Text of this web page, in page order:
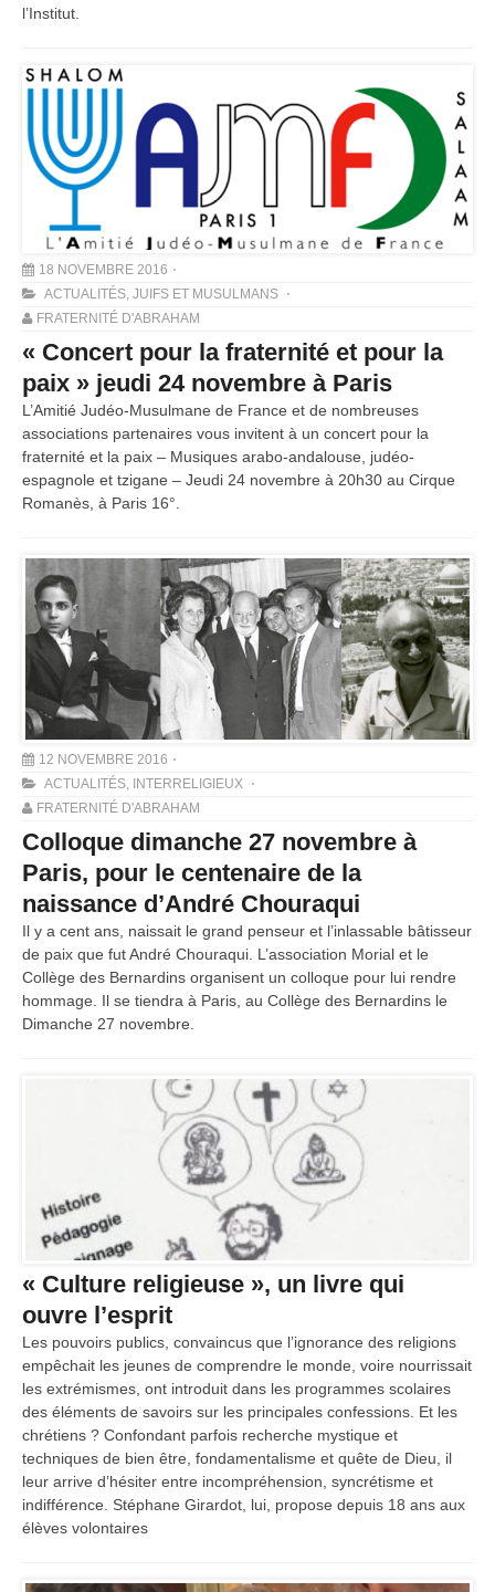
l’Institut.
18 NOVEMBRE 2016
ACTUALITÉS, JUIFS ET MUSULMANS
FRATERNITÉ D'ABRAHAM
« Concert pour la fraternité et pour la
paix » jeudi 24 novembre à Paris
L’Amitié Judéo-Musulmane de France et de nombreuses
associations partenaires vous invitent à un concert pour la
fraternité et la paix – Musiques arabo-andalouse, judéo-
espagnole et tzigane – Jeudi 24 novembre à 20h30 au Cirque
Romanès, à Paris 16°.
12 NOVEMBRE 2016
ACTUALITÉS, INTERRELIGIEUX
FRATERNITÉ D'ABRAHAM
Colloque dimanche 27 novembre à
Paris, pour le centenaire de la
naissance d’André Chouraqui
Il y a cent ans, naissait le grand penseur et l’inlassable bâtisseur
de paix que fut André Chouraqui. L’association Morial et le
Collège des Bernardins organisent un colloque pour lui rendre
hommage. Il se tiendra à Paris, au Collège des Bernardins le
Dimanche 27 novembre.
« Culture religieuse », un livre qui
ouvre l’esprit
Les pouvoirs publics, convaincus que l’ignorance des religions
empêchait les jeunes de com­prendre le monde, voire nourrissait
les extrémismes, ont introduit dans les programmes scolaires
des éléments de savoirs sur les principales confessions. Et les
chrétiens ? Confondant parfois recherche mystique et
techniques de bien être, fondamentalisme et quête de Dieu, il
leur arrive d’hésiter entre incompréhension, syncrétisme et
indifférence. Stéphane Girardot, lui, propose depuis 18 ans aux
élèves volontaires